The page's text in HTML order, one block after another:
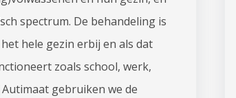
spectrum. De behandeling is
hele gezin erbij en als dat
zoals school, werk,
gebruiken we de